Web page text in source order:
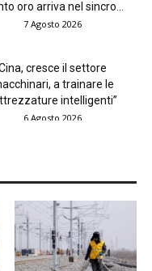
oro arriva nel sincro...
7 Agosto 2026
cresce il settore
a trainare le
intelligenti”
6 Agosto 2026